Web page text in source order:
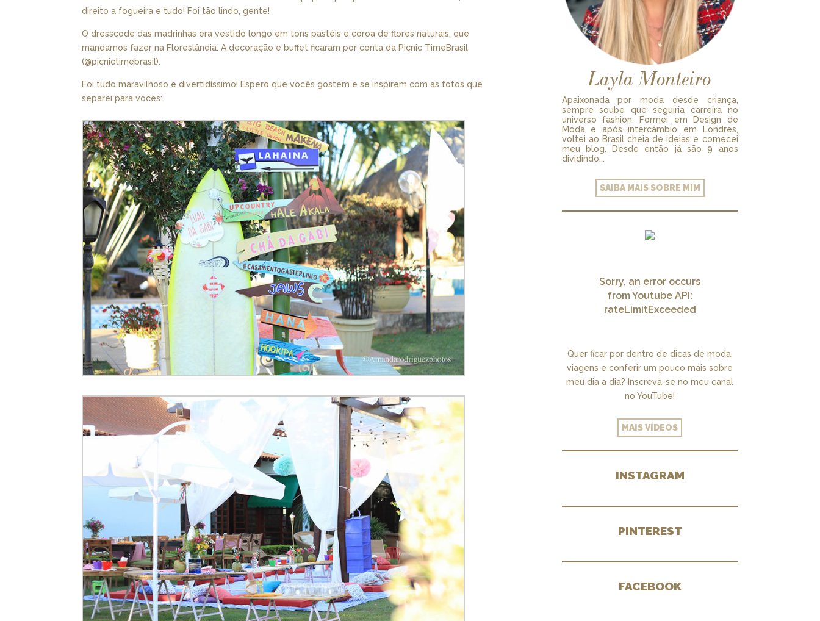
direito a fogueira e tudo! Foi tão lindo, gente!
O dresscode das madrinhas era vestido longo em tons pastéis e coroa de flores naturais, que
mandamos fazer na Floreslândia. A decoração e buffet ficaram por conta da Picnic TimeBrasil
(@picnictimebrasil).
Foi tudo maravilhoso e divertidíssimo! Espero que vocês gostem e se inspirem com as fotos que
separei para vocês:
Layla Monteiro
Apaixonada por moda desde criança,
sempre soube que seguiria carreira no
universo fashion. Formei em Design de
Moda e após intercâmbio em Londres,
voltei ao Brasil cheia de ideias e comecei
meu blog. Desde então já são 9 anos
dividindo...
SAIBA MAIS SOBRE MIM
Sorry, an error occurs
from Youtube API:
rateLimitExceeded
Quer ficar por dentro de dicas de moda,
viagens e conferir um pouco mais sobre
meu dia a dia? Inscreva-se no meu canal
no YouTube!
MAIS VÍDEOS
INSTAGRAM
PINTEREST
FACEBOOK